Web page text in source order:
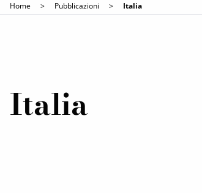
Home > Pubblicazioni > Italia
Italia